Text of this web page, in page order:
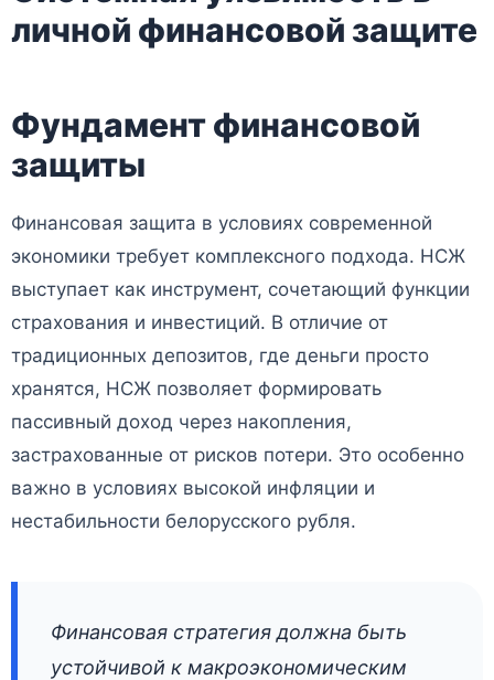
личной финансовой защите
Фундамент финансовой
защиты
Финансовая защита в условиях современной
экономики требует комплексного подхода. НСЖ
выступает как инструмент, сочетающий функции
страхования и инвестиций. В отличие от
традиционных депозитов, где деньги просто
хранятся, НСЖ позволяет формировать
пассивный доход через накопления,
застрахованные от рисков потери. Это особенно
важно в условиях высокой инфляции и
нестабильности белорусского рубля.
Финансовая стратегия должна быть
устойчивой к макроэкономическим